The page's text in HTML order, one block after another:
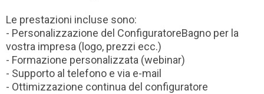
Le prestazioni incluse sono:
- Personalizzazione del ConfiguratoreBagno per la
vostra impresa (logo, prezzi ecc.)
- Formazione personalizzata (webinar)
- Supporto al telefono e via e-mail
- Ottimizzazione continua del configuratore